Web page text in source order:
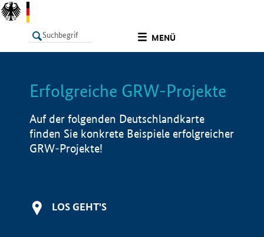
MENÜ
LISTE Info
Erfolgreiche GRW-Projekte
Auf der folgenden Deutschlandkarte
finden Sie konkrete Beispiele erfolgreicher
GRW-Projekte!
LOS GEHT'S